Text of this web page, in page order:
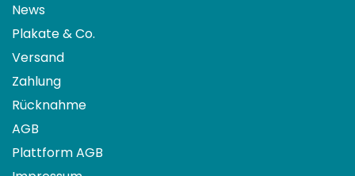
News
Plakate & Co.
Versand
Zahlung
Rücknahme
AGB
Plattform AGB